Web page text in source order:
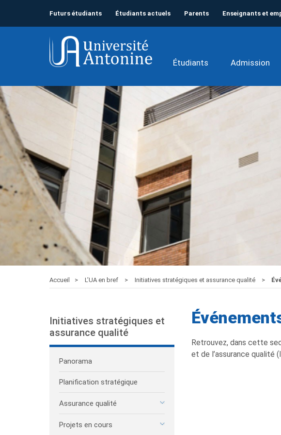
Futurs étudiants Étudiants actuels Parents Enseignants et
Étudiants Admission
Accueil L’UA en bref Initiatives stratégiques et assurance qualité
Initiatives stratégiques et
assurance qualité
Panorama
Planification stratégique
Assurance qualité
Projets en cours
Retrouvez, dans cette
et de l’assurance qualité